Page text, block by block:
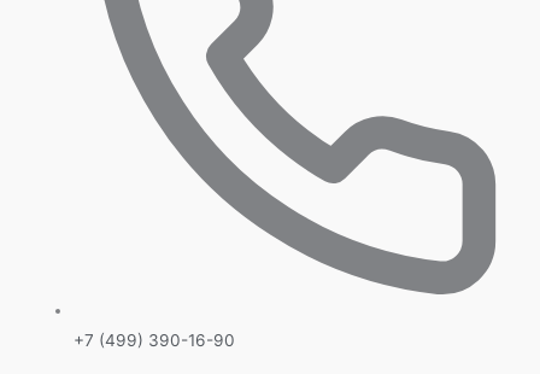
+7 (499) 390-16-90